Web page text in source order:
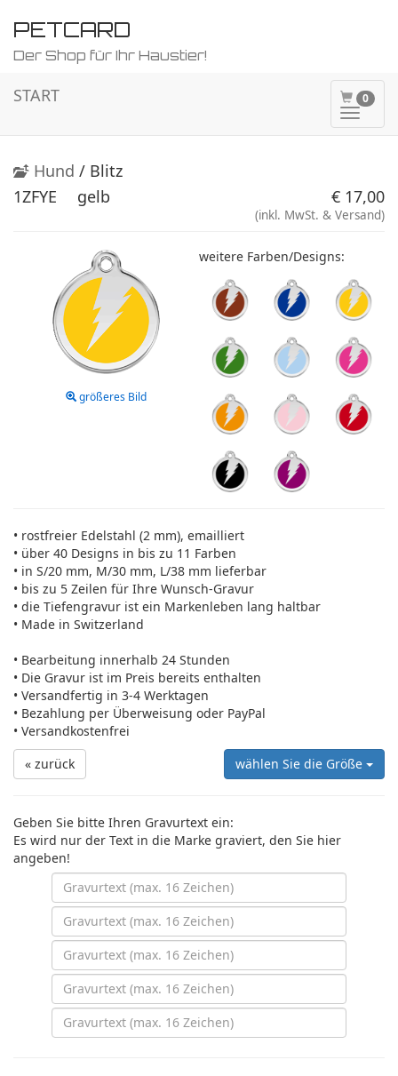
PETCARD
Der Shop für Ihr Haustier!
0
ein-/
START
Hund / Blitz
1ZFYE
gelb € 17,00
(inkl. MwSt. & Versand)
größeres Bild
weitere Farben/Designs:
• rostfreier Edelstahl (2 mm), emailliert
• über 40 Designs in bis zu 11 Farben
• in S/20 mm, M/30 mm, L/38 mm lieferbar
• bis zu 5 Zeilen für Ihre Wunsch-Gravur
• die Tiefengravur ist ein Markenleben lang haltbar
• Made in Switzerland
• Bearbeitung innerhalb 24 Stunden
• Die Gravur ist im Preis bereits enthalten
• Versandfertig in 3-4 Werktagen
• Bezahlung per Überweisung oder PayPal
• Versandkostenfrei
« zurück
wählen Sie die Größe
Geben Sie bitte Ihren Gravurtext ein:
Es wird nur der Text in die Marke graviert, den Sie hier
angeben!